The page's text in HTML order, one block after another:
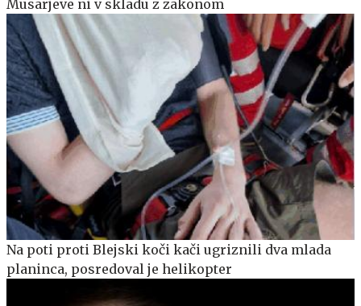
Musarjeve ni v skladu z zakonom
Na poti proti Blejski koči kači ugriznili dva mlada
planinca, posredoval je helikopter